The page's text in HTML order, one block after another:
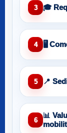
3 🎓
4 🖥️
5 📍
6
📊